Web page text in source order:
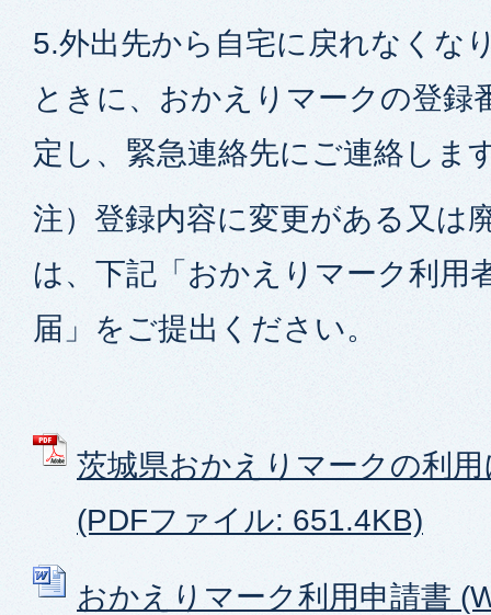
5.外出先から自宅に戻れなくな
ときに、おかえりマークの登録
定し、緊急連絡先にご連絡しま
注）登録内容に変更がある又は
は、下記「おかえりマーク利用
届」をご提出ください。
茨城県おかえりマークの利
(PDFファイル: 651.4KB)
おかえりマーク利用申請書